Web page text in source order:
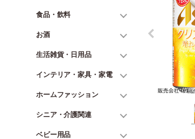
食品・飲料
お酒
生活雑貨・日用品
インテリア・家具・家電
ホームファッション
シニア・介護関連
ベビー用品